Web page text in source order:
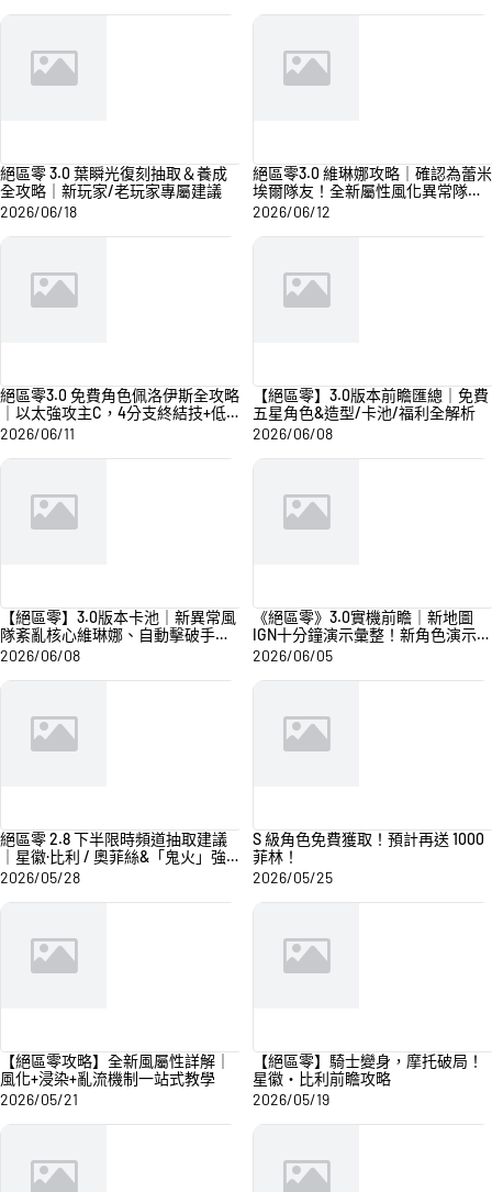
絕區零 3.0 葉瞬光復刻抽取＆養成
全攻略｜新玩家/老玩家專屬建議
2026/06/18
絕區零3.0 維琳娜攻略｜確認為蕾米
埃爾隊友！全新屬性風化異常隊核
心成員！
2026/06/12
絕區零3.0 免費角色佩洛伊斯全攻略
｜以太強攻主C，4分支終結技+低
喧響值爆發
2026/06/11
【絕區零】3.0版本前瞻匯總｜免費
五星角色&造型/卡池/福利全解析
2026/06/08
【絕區零】3.0版本卡池｜新異常風
隊紊亂核心維琳娜、自動擊破手諾
姆、初代虛狩時裝前的抽卡規劃！
2026/06/08
《絕區零》3.0實機前瞻｜新地圖
IGN十分鐘演示彙整！新角色演示
+主角免費造型&戰鬥形態重磅來襲
2026/06/05
絕區零 2.8 下半限時頻道抽取建議
｜星徽·比利 / 奧菲絲&「鬼火」強
度分析與抽取建議
2026/05/28
S 級角色免費獲取！預計再送 1000
菲林！
2026/05/25
【絕區零攻略】全新風屬性詳解｜
風化+浸染+亂流機制一站式教學
2026/05/21
【絕區零】騎士變身，摩托破局！
星徽・比利前瞻攻略
2026/05/19